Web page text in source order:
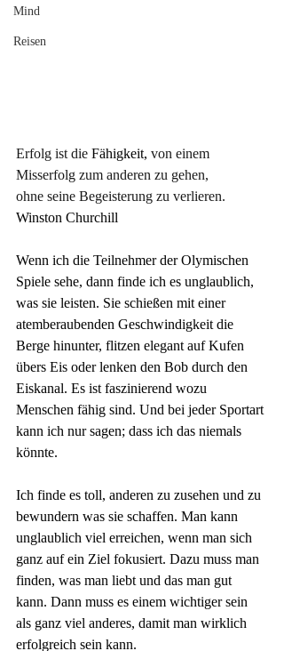
Mind
Reisen
Erfolg ist die Fähigkeit, von einem
Misserfolg zum anderen zu gehen,
ohne seine Begeisterung zu verlieren.
Winston Churchill
Wenn ich die Teilnehmer der Olymischen
Spiele sehe, dann finde ich es unglaublich,
was sie leisten. Sie schießen mit einer
atemberaubenden Geschwindigkeit die
Berge hinunter, flitzen elegant auf Kufen
übers Eis oder lenken den Bob durch den
Eiskanal. Es ist faszinierend wozu
Menschen fähig sind. Und bei jeder Sportart
kann ich nur sagen; dass ich das niemals
könnte.
Ich finde es toll, anderen zu zusehen und zu
bewundern was sie schaffen. Man kann
unglaublich viel erreichen, wenn man sich
ganz auf ein Ziel fokusiert. Dazu muss man
finden, was man liebt und das man gut
kann. Dann muss es einem wichtiger sein
als ganz viel anderes, damit man wirklich
erfolgreich sein kann.